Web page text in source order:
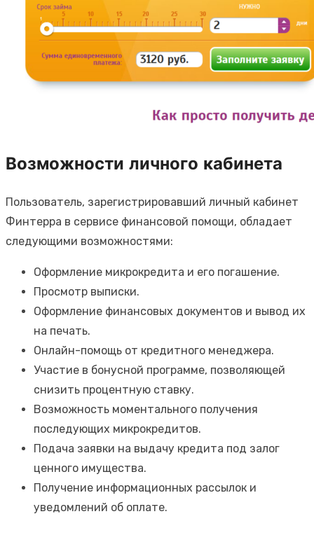
Возможности личного кабинета
Пользователь, зарегистрировавший личный кабинет
Финтерра в сервисе финансовой помощи, обладает
следующими возможностями:
Оформление микрокредита и его погашение.
Просмотр выписки.
Оформление финансовых документов и вывод их
на печать.
Онлайн-помощь от кредитного менеджера.
Участие в бонусной программе, позволяющей
снизить процентную ставку.
Возможность моментального получения
последующих микрокредитов.
Подача заявки на выдачу кредита под залог
ценного имущества.
Получение информационных рассылок и
уведомлений об оплате.